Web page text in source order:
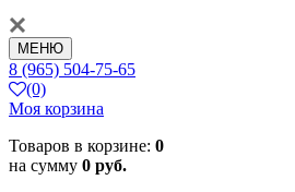
МЕНЮ
8 (965) 504-75-65
(0)
Моя корзина
Товаров в корзине: 0
на сумму 0 руб.